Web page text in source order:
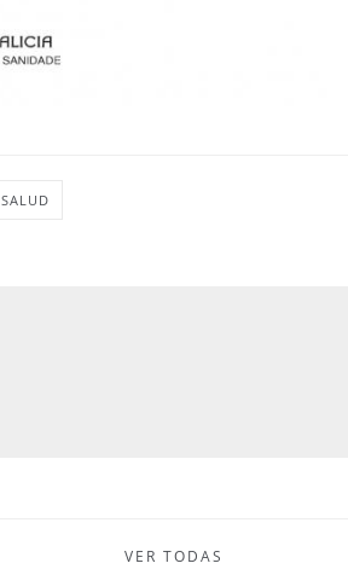
SALUD
VER TODAS